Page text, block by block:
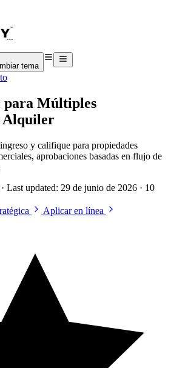
tema
para Múltiples
Alquiler
y califique para propiedades
aprobaciones basadas en flujo de
· Last updated: 29 de junio de 2026 · 10
Aplicar en línea